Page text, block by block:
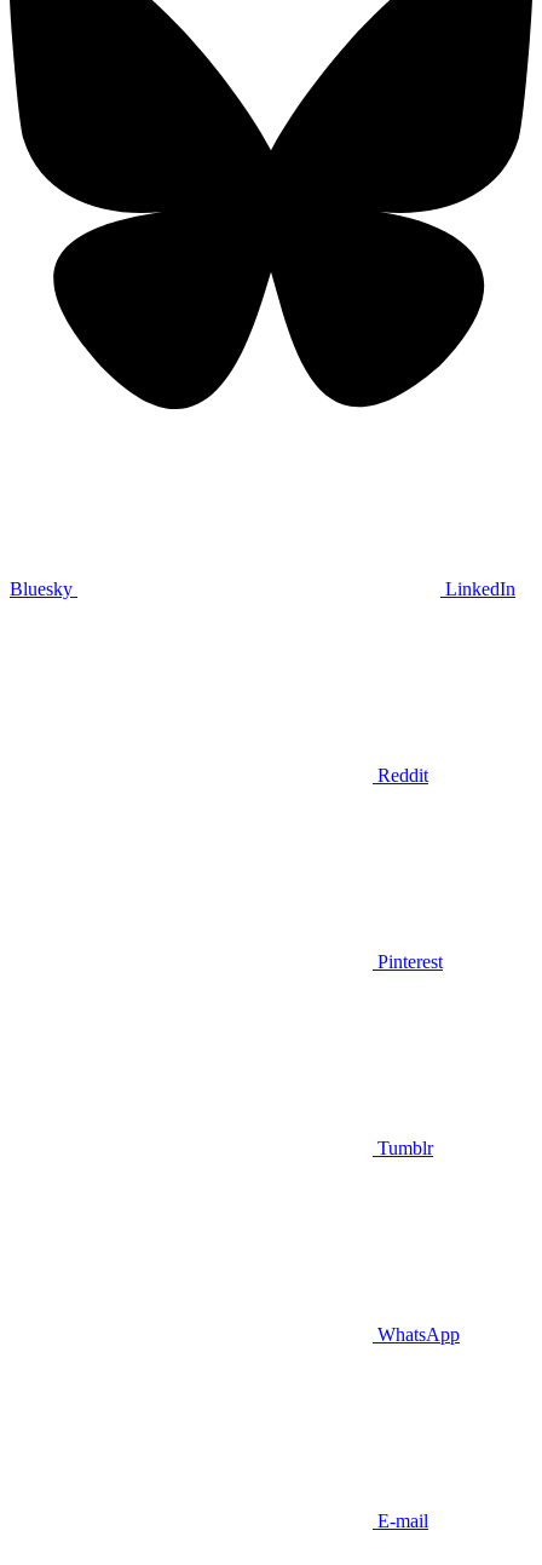
Bluesky LinkedIn
Reddit
Pinterest
Tumblr
WhatsApp
E-mail